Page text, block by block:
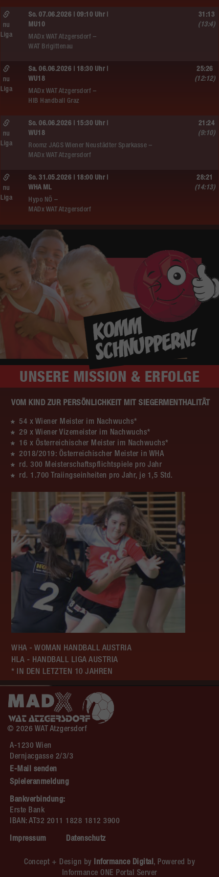
So. 07.06.2026 | 09:10 Uhr |
MU10
MADx WAT Atzgersdorf –
WAT Brigittenau
nu
Liga
31:13
(13:4)
Sa. 06.06.2026 | 18:30 Uhr |
WU18
MADx WAT Atzgersdorf –
HIB Handball Graz
nu
Liga
25:26
(12:12)
So. 06.06.2026 | 15:30 Uhr |
WU18
Roomz JAGS Wiener Neustädter Sparkasse –
MADx WAT Atzgersdorf
nu
Liga
21:24
(9:10)
So. 31.05.2026 | 18:00 Uhr |
WHA ML
Hypo NÖ –
MADx WAT Atzgersdorf
nu
Liga
28:21
(14:13)
UNSERE MISSION & ERFOLGE
VOM KIND ZUR PERSÖNLICHKEIT MIT SIEGERMENTHALITÄT
54 x Wiener Meister im Nachwuchs*
29 x Wiener Vizemeister im Nachwuchs*
16 x Österreichischer Meister im Nachwuchs*
2018/2019: Österreichischer Meister in WHA
rd. 300 Meisterschaftspflichtspiele pro Jahr
rd. 1.700 Traiingseinheiten pro Jahr, je 1,5 Std.
WHA - WOMAN HANDBALL AUSTRIA
HLA - HANDBALL LIGA AUSTRIA
* IN DEN LETZTEN 10 JAHREN
© 2026 WAT Atzgersdorf
A-1230 Wien
Dernjacgasse 2/3/3
E-Mail senden
Spieleranmeldung
Bankverbindung:
Erste Bank
IBAN: AT32 2011 1828 1812 3900
Impressum Datenschutz
Concept + Design by Informance Digital, Powered by
Informance ONE Portal Server